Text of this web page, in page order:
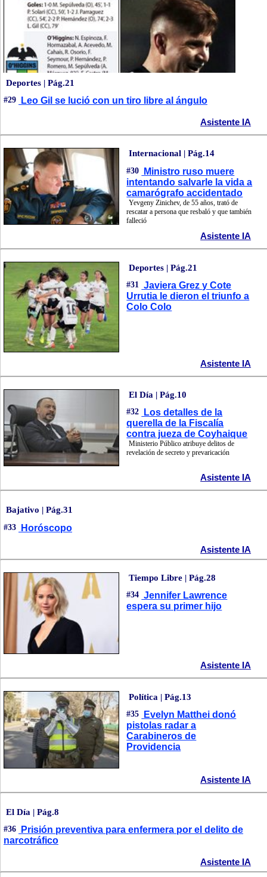
Deportes | Pág.21
#29 Leo Gil se lució con un tiro libre al ángulo
Asistente IA
Internacional | Pág.14
#30
Ministro ruso muere
intentando salvarle la vida a
camarógrafo accidentado
Yevgeny Zinichev, de 55 años, trató de
rescatar a persona que resbaló y que también
falleció
Asistente IA
Deportes | Pág.21
#31
Javiera Grez y Cote
Urrutia le dieron el triunfo a
Colo Colo
Asistente IA
El Día | Pág.10
#32
Los detalles de la
querella de la Fiscalía
contra jueza de Coyhaique
Ministerio Público atribuye delitos de
revelación de secreto y prevaricación
Asistente IA
Bajativo | Pág.31
#33 Horóscopo
Asistente IA
Tiempo Libre | Pág.28
#34 Jennifer Lawrence
espera su primer hijo
Asistente IA
Política | Pág.13
#35
Evelyn Matthei donó
pistolas radar a
Carabineros de
Providencia
Asistente IA
El Día | Pág.8
#36
Prisión preventiva para enfermera por el delito de
narcotráfico
Asistente IA